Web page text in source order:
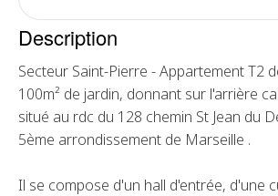
Description
Secteur Saint-Pierre - Appartement T2
100m² de jardin, donnant sur l'arrière
situé au rdc du 128 chemin St Jean du
5ème arrondissement de Marseille .
Il se compose d'un hall d'entrée, d'une